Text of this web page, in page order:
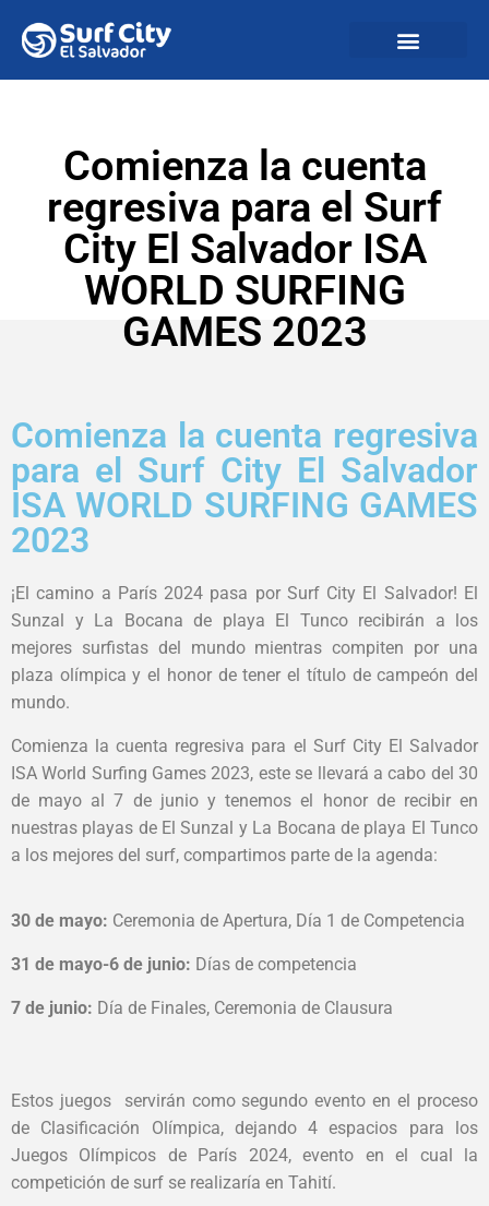
Comienza la cuenta
regresiva para el Surf
City El Salvador ISA
WORLD SURFING
GAMES 2023
Comienza la cuenta regresiva
para el Surf City El Salvador
ISA WORLD SURFING GAMES
2023
¡El camino a París 2024 pasa por Surf City El Salvador! El
Sunzal y La Bocana de playa El Tunco recibirán a los
mejores surfistas del mundo mientras compiten por una
plaza olímpica y el honor de tener el título de campeón del
mundo.
Comienza la cuenta regresiva para el Surf City El Salvador
ISA World Surfing Games 2023, este se llevará a cabo del 30
de mayo al 7 de junio y tenemos el honor de recibir en
nuestras playas de El Sunzal y La Bocana de playa El Tunco
a los mejores del surf, compartimos parte de la agenda:
30 de mayo: Ceremonia de Apertura, Día 1 de Competencia
31 de mayo-6 de junio: Días de competencia
7 de junio: Día de Finales, Ceremonia de Clausura
Estos juegos servirán como segundo evento en el proceso
de Clasificación Olímpica, dejando 4 espacios para los
Juegos Olímpicos de París 2024, evento en el cual la
competición de surf se realizaría en Tahití.